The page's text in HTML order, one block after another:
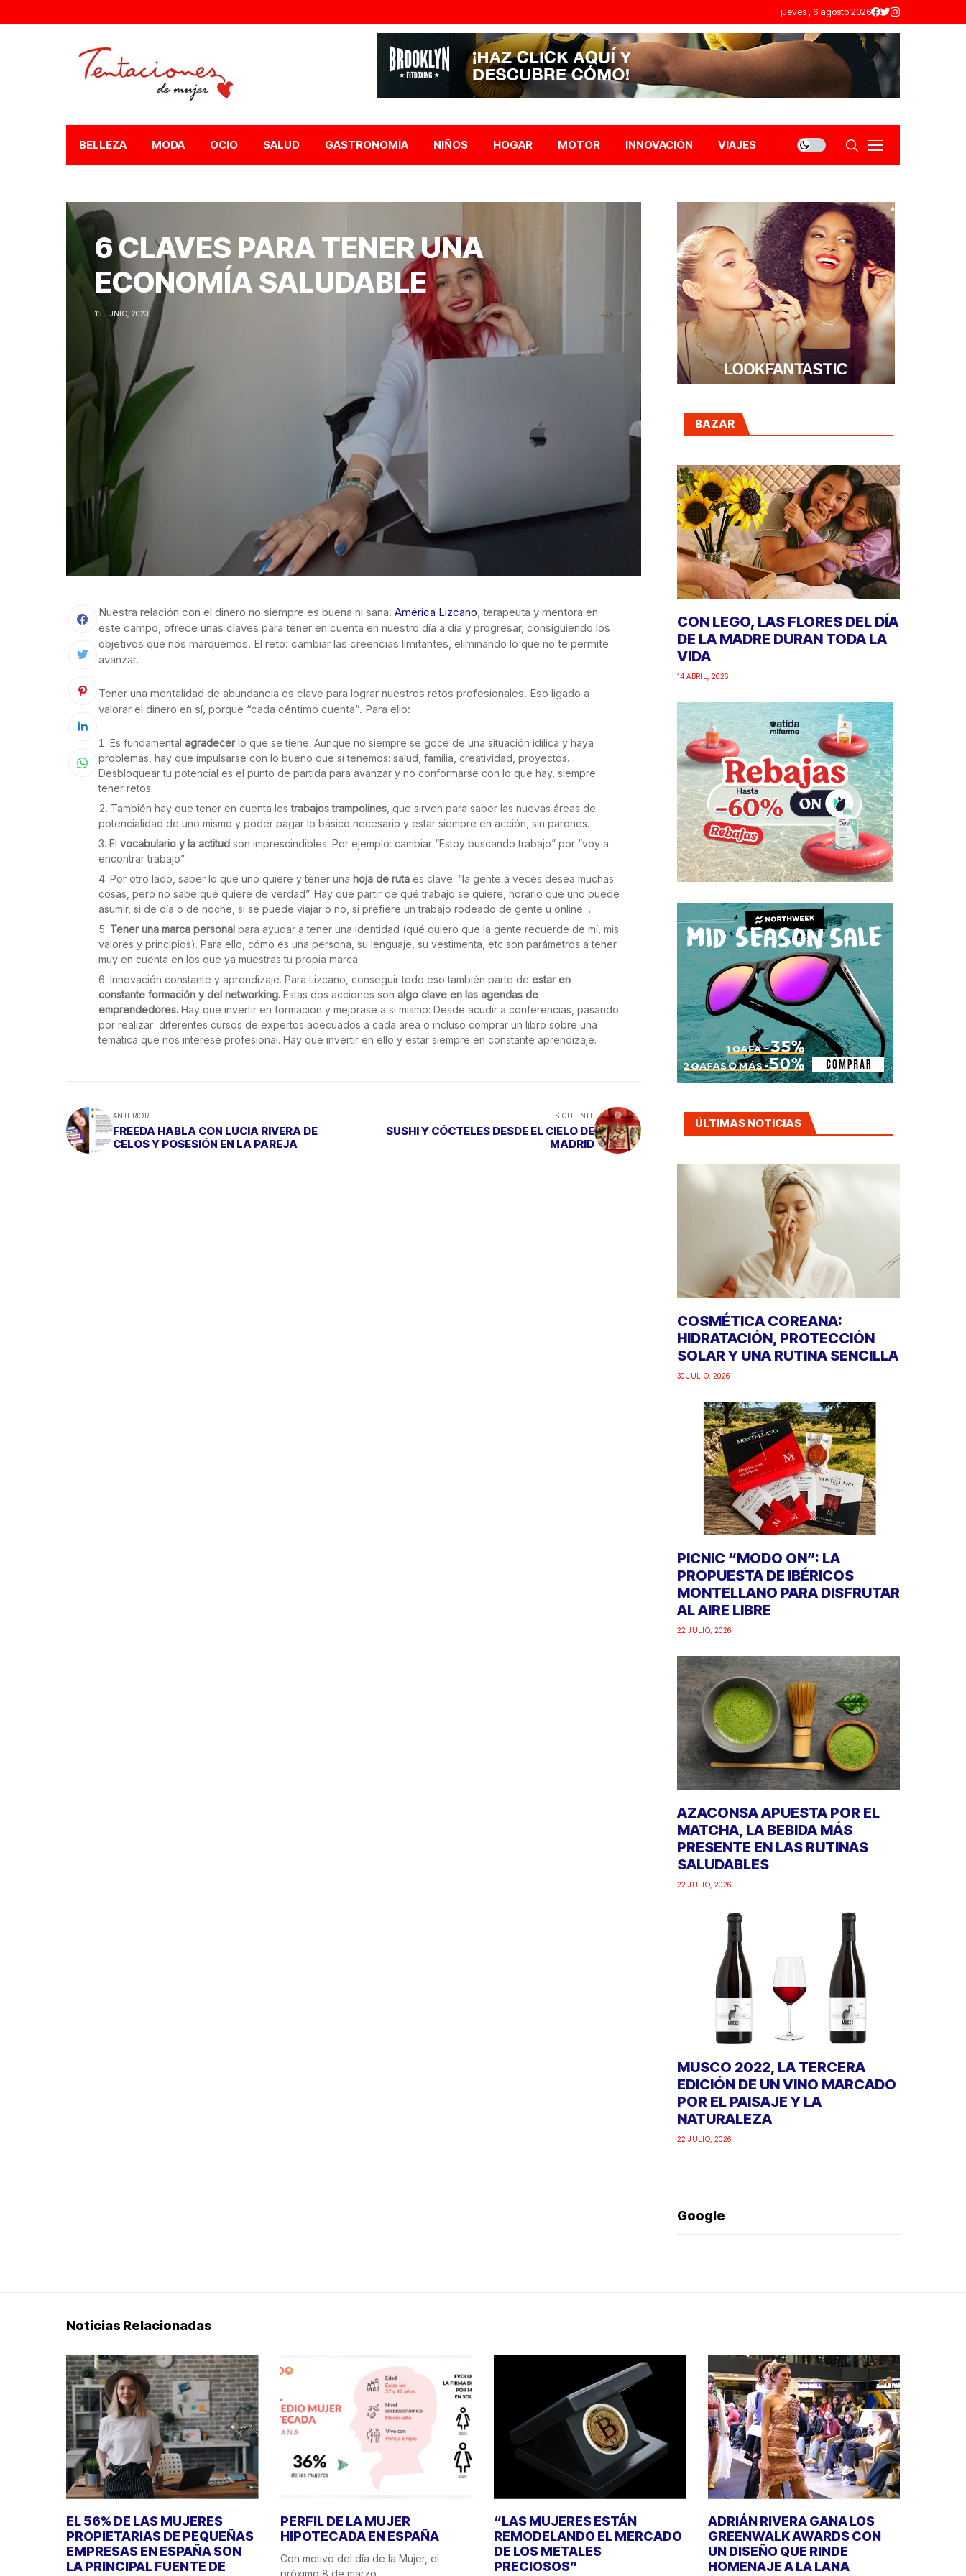
jueves , 6 agosto 2026
BELLEZA MODA OCIO SALUD GASTRONOMÍA NIÑOS HOGAR MOTOR INNOVACIÓN VIAJES
6 CLAVES PARA TENER UNA
ECONOMÍA SALUDABLE
15 JUNIO, 2023
Nuestra relación con el dinero no siempre es buena ni sana. América Lizcano, terapeuta y mentora en
este campo, ofrece unas claves para tener en cuenta en nuestro día a día y progresar, consiguiendo los
objetivos que nos marquemos. El reto: cambiar las creencias limitantes, eliminando lo que no te permite
avanzar.
Tener una mentalidad de abundancia es clave para lograr nuestros retos profesionales. Eso ligado a
valorar el dinero en sí, porque “cada céntimo cuenta”. Para ello:
Es fundamental agradecerlo que se tiene. Aunque no siempre se goce de una situación idílica y haya
problemas, hay que impulsarse con lo bueno que sí tenemos: salud, familia, creatividad, proyectos…
Desbloquear tu potencial es el punto de partida para avanzar y no conformarse con lo que hay, siempre
tener retos.
También hay que tener en cuenta lostrabajos trampolines , que sirven para saber las nuevas áreas de
potencialidad de uno mismo y poder pagar lo básico necesario y estar siempre en acción, sin parones.
El vocabulario y la actitud son imprescindibles. Por ejemplo: cambiar “Estoy buscando trabajo” por “voy a
encontrar trabajo”.
Por otro lado, saber lo que uno quiere y tener una hoja de ruta es clave: “la gente a veces desea muchas
cosas, pero no sabe qué quiere de verdad”. Hay que partir de qué trabajo se quiere, horario que uno puede
asumir, si de día o de noche, si se puede viajar o no, si prefiere un trabajo rodeado de gente u online…
Tener una marca personal para ayudar a tener una identidad (qué quiero que la gente recuerde de mí, mis
valores y principios). Para ello, cómo es una persona, su lenguaje, su vestimenta, etc son parámetros a tener
muy en cuenta en los que ya muestras tu propia marca.
Innovación constante y aprendizaje. Para Lizcano, conseguir todo eso también parte de estar en
constante formación y del networking. Estas dos acciones son algo clave en las agendas de
emprendedores. Hay que invertir en formación y mejorase a sí mismo: Desde acudir a conferencias, pasando
por realizar diferentes cursos de expertos adecuados a cada área o incluso comprar un libro sobre una
temática que nos interese profesional. Hay que invertir en ello y estar siempre en constante aprendizaje.
ANTERIOR
FREEDA HABLA CON LUCIA RIVERA DE
CELOS Y POSESIÓN EN LA PAREJA
SIGUIENTE
SUSHI Y CÓCTELES DESDE EL CIELO DE
MADRID
BAZAR
CON LEGO, LAS FLORES DEL DÍA
DE LA MADRE DURAN TODA LA
VIDA
14 ABRIL, 2026
ÚLTIMAS NOTICIAS
COSMÉTICA COREANA:
HIDRATACIÓN, PROTECCIÓN
SOLAR Y UNA RUTINA SENCILLA
30 JULIO, 2026
PICNIC “MODO ON”: LA
PROPUESTA DE IBÉRICOS
MONTELLANO PARA DISFRUTAR
AL AIRE LIBRE
22 JULIO, 2026
AZACONSA APUESTA POR EL
MATCHA, LA BEBIDA MÁS
PRESENTE EN LAS RUTINAS
SALUDABLES
22 JULIO, 2026
MUSCO 2022, LA TERCERA
EDICIÓN DE UN VINO MARCADO
POR EL PAISAJE Y LA
NATURALEZA
22 JULIO, 2026
Google
Noticias Relacionadas
EL 56% DE LAS MUJERES
PROPIETARIAS DE PEQUEÑAS
EMPRESAS EN ESPAÑA SON
LA PRINCIPAL FUENTE DE
PERFIL DE LA MUJER
HIPOTECADA EN ESPAÑA
Con motivo del día de la Mujer, el
próximo 8 de marzo,...
“LAS MUJERES ESTÁN
REMODELANDO EL MERCADO
DE LOS METALES
PRECIOSOS”
ADRIÁN RIVERA GANA LOS
GREENWALK AWARDS CON
UN DISEÑO QUE RINDE
HOMENAJE A LA LANA